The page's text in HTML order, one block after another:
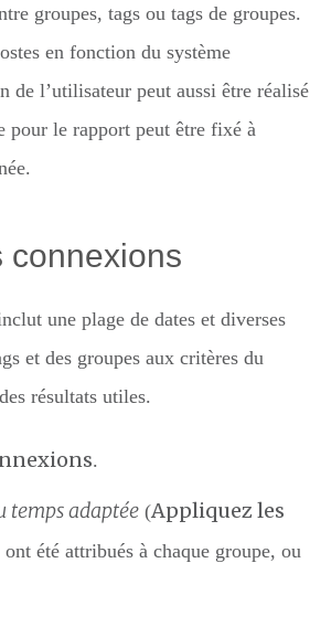
groupes, tags ou tags de groupes.
en fonction du système
l’utilisateur peut aussi être réalisé
pour le rapport peut être fixé à
connexions
une plage de dates et diverses
et des groupes aux critères du
résultats utiles.
.
temps adaptée (Appliquez les
été attribués à chaque groupe, ou